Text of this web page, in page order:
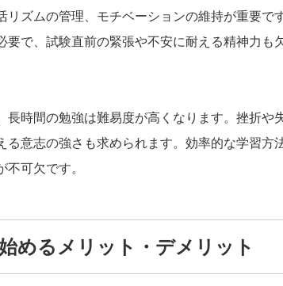
リズムの管理、モチベーションの維持が重要で
要で、試験直前の緊張や不安に耐える精神力も
時間の勉強は難易度が高くなります。挫折や
る意志の強さも求められます。効率的な学習方
可欠です。
めるメリット・デメリット